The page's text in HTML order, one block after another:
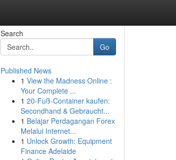
Search
Go
Published News
1 View the Madness Online :
Your Complete ...
1 20-Fuß-Container kaufen:
Secondhand & Gebraucht...
1 Belajar Perdagangan Forex
Melalui Internet...
1 Unlock Growth: Equipment
Finance Adelaide